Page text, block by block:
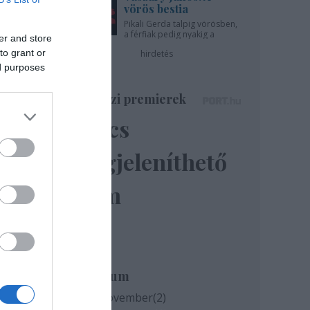
and store
grant or
purposes
vörös bestia
Pikali Gerda talpig vörösben,
a férfiak pedig nyakig a
hirdetés
Színházi premierek
Nincs
megjeleníthető
elem
Archívum
2020 november(2)